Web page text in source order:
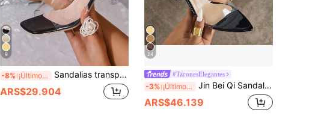
9
-8% ¡Últimos 3 días Sandalias transparentes negras de moda para mujeres, sandalias de tacón transparentes, tacones altos abiertos de puntera cuadrada transparentes, cómodas zuecos de exterior para primavera y verano
ARS$29.904
24
#TaconesElegantes
-3% ¡Últimos 3 días Jin Bei Qi Sandalias de tacón alto transparentes elegantes para mujer, adecuadas para fiestas, ocasiones al aire libre, con estilo glamoroso de moda, de material PVC transparente y efecto espejo brillante con puntera puntiaguda y tacones de aguja, mules sexys, color negro, para atuendos de primavera y verano
ARS$46.139